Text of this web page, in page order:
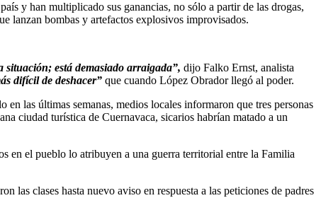
y han multiplicado sus ganancias, no sólo a partir de las drogas,
lanzan bombas y artefactos explosivos improvisados.
está demasiado arraigada”, dijo Falko Ernst, analista
difícil de deshacer” que cuando López Obrador llegó al poder.
las últimas semanas, medios locales informaron que tres personas
ciudad turística de Cuernavaca, sicarios habrían matado a un
en el pueblo lo atribuyen a una guerra territorial entre la Familia
las clases hasta nuevo aviso en respuesta a las peticiones de padres